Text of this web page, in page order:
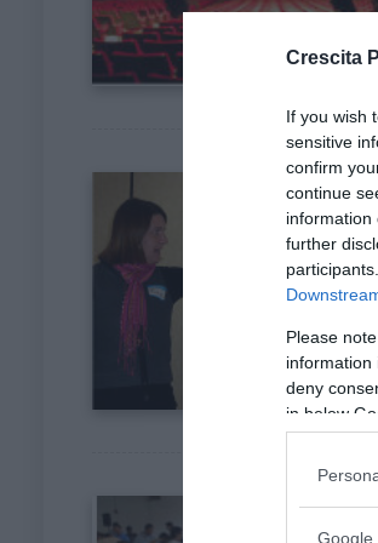
Crescita
If you wish
sensitive
confirm
continue
information
further
Please
information
deny
in below
Google